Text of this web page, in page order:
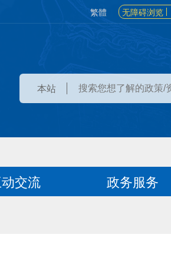
繁體 无障碍浏览
本站
交流 政务服务